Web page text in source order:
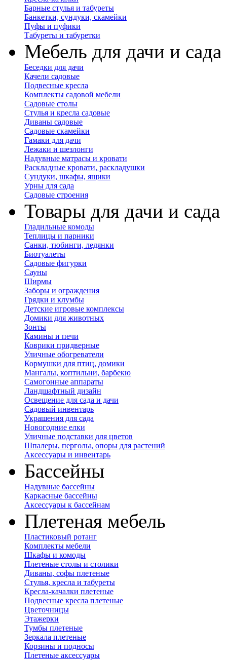
Барные стулья и табуреты
Банкетки, сундуки, скамейки
Пуфы и пуфики
Табуреты и табуретки
Мебель для дачи и сада
Беседки для дачи
Качели садовые
Подвесные кресла
Комплекты садовой мебели
Садовые столы
Стулья и кресла садовые
Диваны садовые
Садовые скамейки
Гамаки для дачи
Лежаки и шезлонги
Надувные матрасы и кровати
Раскладные кровати, раскладушки
Сундуки, шкафы, ящики
Урны для сада
Садовые строения
Товары для дачи и сада
Гладильные комоды
Теплицы и парники
Санки, тюбинги, ледянки
Биотуалеты
Садовые фигурки
Сауны
Ширмы
Заборы и ограждения
Грядки и клумбы
Детские игровые комплексы
Домики для животных
Зонты
Камины и печи
Коврики придверные
Уличные обогреватели
Кормушки для птиц, домики
Мангалы, коптильни, барбекю
Самогонные аппараты
Ландшафтный дизайн
Освещение для сада и дачи
Садовый инвентарь
Украшения для сада
Новогодние елки
Уличные подставки для цветов
Шпалеры, перголы, опоры для растений
Аксессуары и инвентарь
Бассейны
Надувные бассейны
Каркасные бассейны
Аксессуары к бассейнам
Плетеная мебель
Пластиковый ротанг
Комплекты мебели
Шкафы и комоды
Плетеные столы и столики
Диваны, софы плетеные
Стулья, кресла и табуреты
Кресла-качалки плетеные
Подвесные кресла плетеные
Цветочницы
Этажерки
Тумбы плетеные
Зеркала плетеные
Корзины и подносы
Плетеные аксессуары